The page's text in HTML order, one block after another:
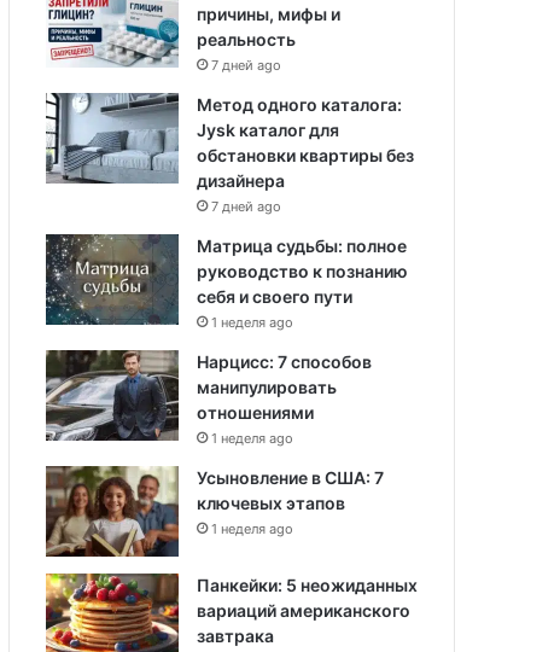
причины, мифы и
реальность
7 дней ago
Метод одного каталога:
Jysk каталог для
обстановки квартиры без
дизайнера
7 дней ago
Матрица судьбы: полное
руководство к познанию
себя и своего пути
1 неделя ago
Нарцисс: 7 способов
манипулировать
отношениями
1 неделя ago
Усыновление в США: 7
ключевых этапов
1 неделя ago
Панкейки: 5 неожиданных
вариаций американского
завтрака